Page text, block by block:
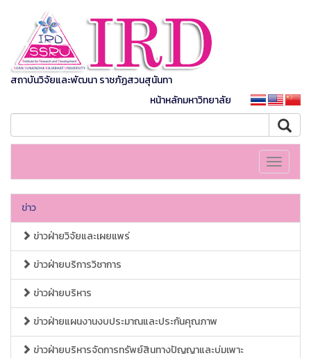
สถาบันวิจัยและพัฒนา ราชภัฏสวนสุนันทา
หน้าหลักมหาวิทยาลัย
Toggle
ข่าว
ข่าวฝ่ายวิจัยและเผยแพร่
ข่าวฝ่ายบริการวิชาการ
ข่าวฝ่ายบริหาร
ข่าวฝ่ายแผนงานงบประมาณและประกันคุณภาพ
ข่าวฝ่ายบริหารจัดการทรัพย์สินทางปัญญาและบ่มเพาะ